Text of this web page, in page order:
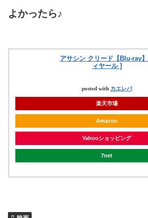
よかったら♪
アサシン クリード【Blu-ray
ィヤール ]
posted with カエレバ
楽天市場
Amazon
Yahooショッピング
7net